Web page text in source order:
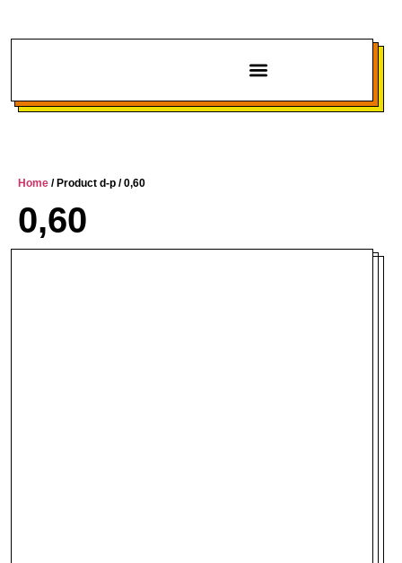
Home / Product d-p / 0,60
0,60